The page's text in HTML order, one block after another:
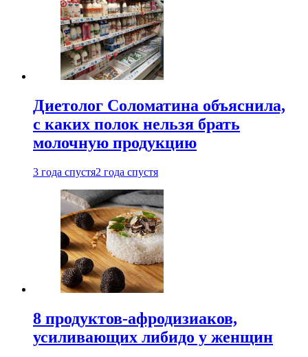
Диетолог Соломатина объяснила,
с каких полок нельзя брать
молочную продукцию
3 года спустя2 года спустя
8 продуктов-афродизиаков,
усиливающих либидо у женщин